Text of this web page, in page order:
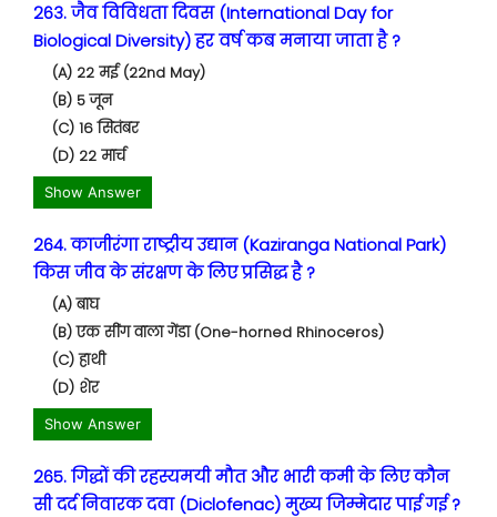
263. जैव विविधता दिवस (International Day for
Biological Diversity) हर वर्ष कब मनाया जाता है ?
(A) 22 मई (22nd May)
(B) 5 जून
(C) 16 सितंबर
(D) 22 मार्च
Show Answer
264. काजीरंगा राष्ट्रीय उद्यान (Kaziranga National Park)
किस जीव के संरक्षण के लिए प्रसिद्ध है ?
(A) बाघ
(B) एक सींग वाला गेंडा (One-horned Rhinoceros)
(C) हाथी
(D) शेर
Show Answer
265. गिद्धों की रहस्यमयी मौत और भारी कमी के लिए कौन
सी दर्द निवारक दवा (Diclofenac) मुख्य जिम्मेदार पाई गई ?